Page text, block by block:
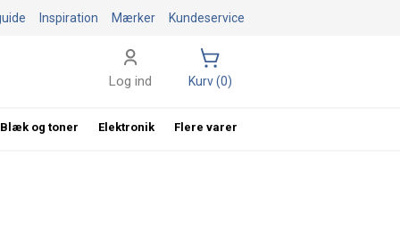
Kundeservice
Mærker
Inspiration
Log ind Kurv (0)
Blæk og toner Elektronik Flere varer